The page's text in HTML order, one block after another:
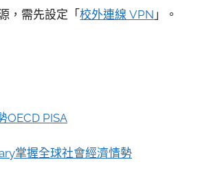
，需先設定「校外連線 VPN 」。
OECD PISA
掌握全球社會經濟情勢